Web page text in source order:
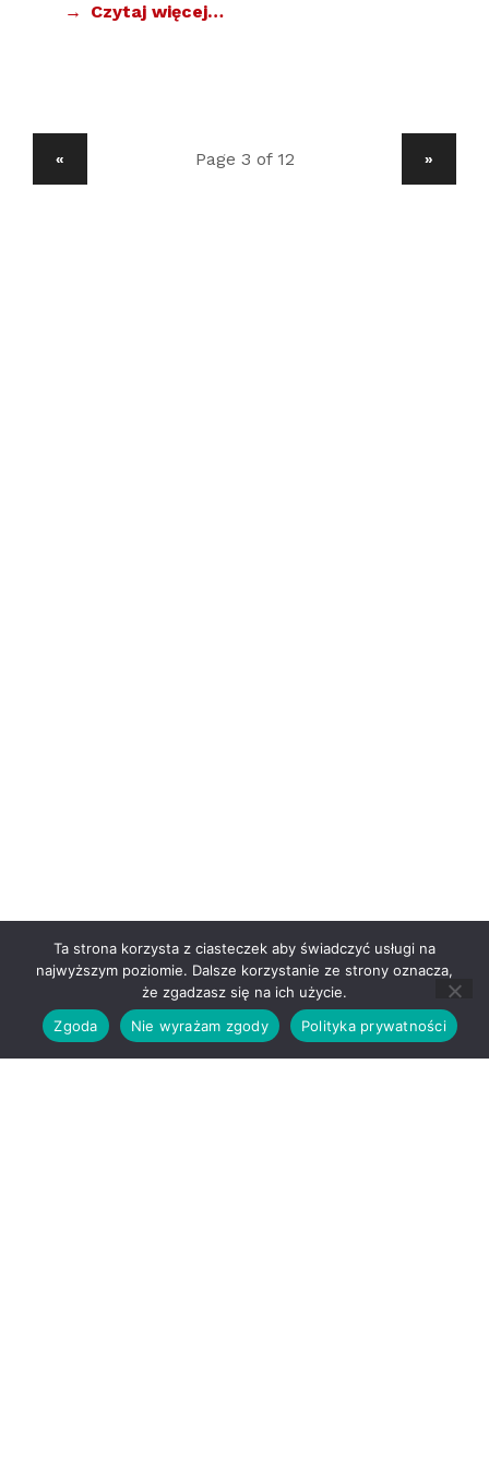
MENU
Czytaj więcej…
« »
Ta strona korzysta z ciasteczek aby świadczyć usługi na
najwyższym poziomie. Dalsze korzystanie ze strony oznacza,
że zgadzasz się na ich użycie.
Zgoda
Nie wyrażam zgody Polityka prywatności